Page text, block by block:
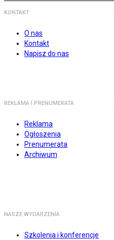
KONTAKT
O nas
Kontakt
Napisz do nas
REKLAMA I PRENUMERATA
Reklama
Ogłoszenia
Prenumerata
Archiwum
NASZE WYDARZENIA
Szkolenia i konferencje